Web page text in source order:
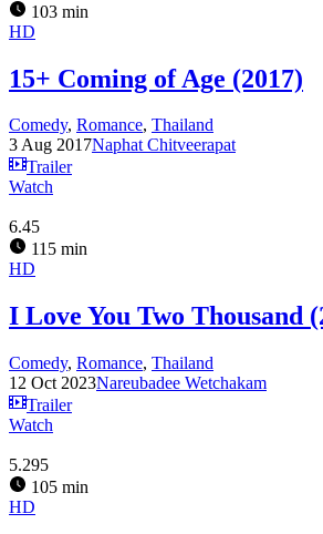
103 min
HD
15+ Coming of Age (2017)
Comedy, Romance, Thailand
3 Aug 2017Naphat Chitveerapat
Trailer
Watch
6.45
115 min
HD
I Love You Two Thousand
Comedy, Romance, Thailand
12 Oct 2023Nareubadee Wetchakam
Trailer
Watch
5.295
105 min
HD